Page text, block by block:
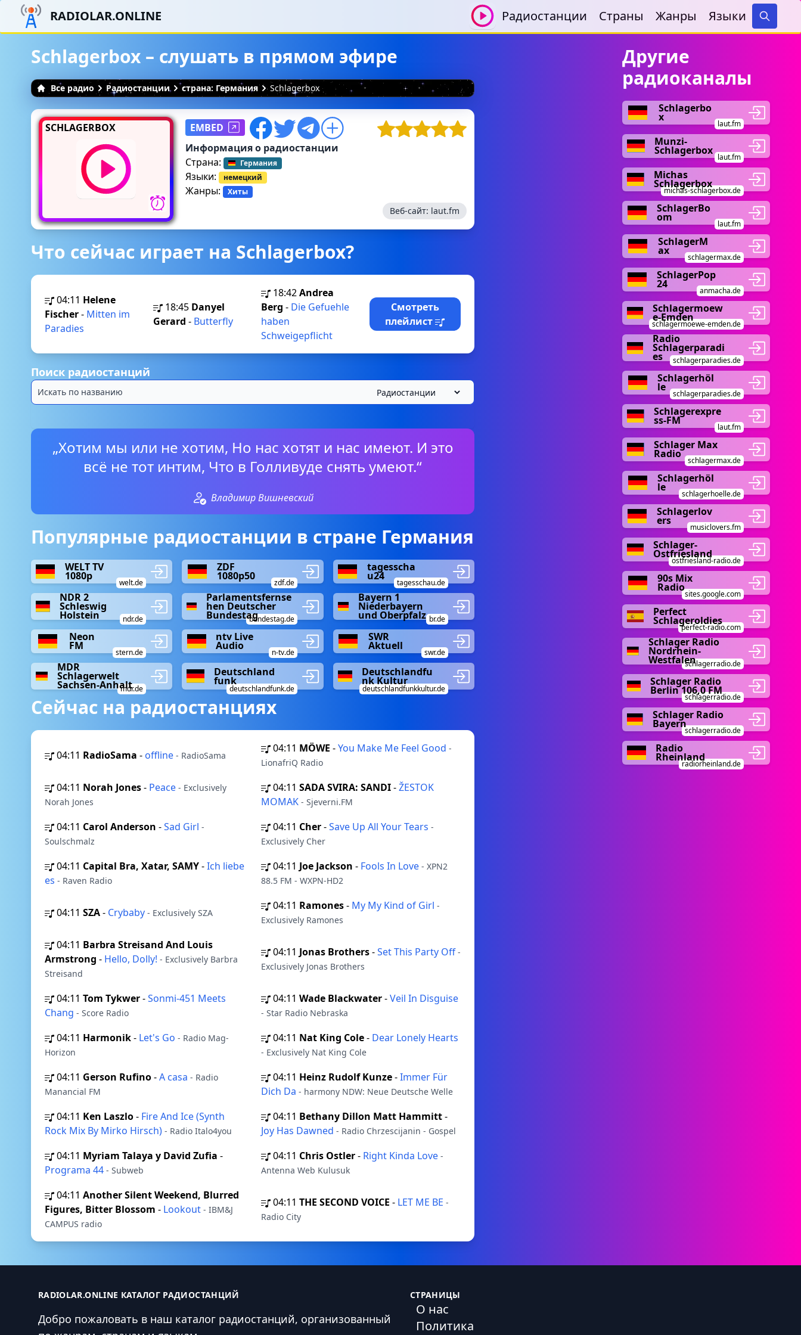
RADIOLAR.ONLINE Радиостанции Страны Жанры Языки
Search
Schlagerbox – слушать в прямом эфире
Все радио Радиостанции страна: Германия Schlagerbox
SCHLAGERBOX
EMBED
Информация о радиостанции
Страна:
Германия
Языки: немецкий
Жанры: Хиты
Веб-сайт: laut.fm
Что сейчас играет на Schlagerbox?
04:11 Helene
Fischer- Mitten im
Paradies
18:45 Danyel
Gerard - Butterfly
18:42Andrea
Berg - Die Gefuehle
haben
Schweigepflicht
Смотреть
плейлист
Поиск радиостанций
„Хотим мы или не хотим, Но нас хотят и нас имеют. И это
всё не тот интим, Что в Голливуде снять умеют.“
Владимир Вишневский
Популярные радиостанции в стране Германия
WELT TV
1080p
welt.de
ZDF
1080p50
zdf.de
tagesscha
u24
tagesschau.de
NDR 2
Schleswig
Holstein ndr.de
Parlamentsfernse
hen Deutscher
Bundestagbundestag.de
Bayern 1
Niederbayern
und Oberpfalz br.de
Neon
FM
stern.de
ntv Live
Audio
n-tv.de
SWR
Aktuell
swr.de
MDR
Schlagerwelt
Sachsen-Anhaltmdr.de
Deutschland
funk
deutschlandfunk.de
Deutschlandfu
nk Kultur
deutschlandfunkkultur.de
Сейчас на радиостанциях
04:11 RadioSama - offline - RadioSama
04:11 MÖWE -You Make Me Feel Good -
LionafriQ Radio
04:11 Norah Jones- Peace - Exclusively
Norah Jones
04:11 SADA SVIRA: SANDI-ŽESTOK
MOMAK - Sjeverni.FM
04:11 Carol Anderson -Sad Girl -
Soulschmalz
04:11 Cher-Save Up All Your Tears -
Exclusively Cher
04:11 Capital Bra, Xatar, SAMY-Ich liebe
es - Raven Radio
04:11 Joe Jackson - Fools In Love - XPN2
88.5 FM - WXPN-HD2
04:11 SZA- Crybaby - Exclusively SZA
04:11 Ramones- My My Kind of Girl -
Exclusively Ramones
04:11 Barbra Streisand And Louis
Armstrong - Hello, Dolly! - Exclusively Barbra
Streisand
04:11 Jonas Brothers-Set This Party Off-
Exclusively Jonas Brothers
04:11 Tom Tykwer-Sonmi-451 Meets
Chang - Score Radio
04:11 Wade Blackwater-Veil In Disguise
- Star Radio Nebraska
04:11 Harmonik- Let's Go - Radio Mag-
Horizon
04:11 Nat King Cole- Dear Lonely Hearts
- Exclusively Nat King Cole
04:11 Gerson Rufino-A casa - Radio
Manancial FM
04:11 Heinz Rudolf Kunze-Immer Für
Dich Da - harmony NDW: Neue Deutsche Welle
04:11 Ken Laszlo- Fire And Ice (Synth
Rock Mix By Mirko Hirsch) - Radio Italo4you
04:11 Bethany Dillon Matt Hammitt-
Joy Has Dawned - Radio Chrzescijanin - Gospel
04:11 Myriam Talaya y David Zufia -
Programa 44 - Subweb
04:11 Chris Ostler- Right Kinda Love -
Antenna Web Kulusuk
04:11 Another Silent Weekend, Blurred
Figures, Bitter Blossom - Lookout - IBM&J
CAMPUS radio
04:11 THE SECOND VOICE - LET ME BE -
Radio City
Другие
радиоканалы
Schlagerbo
x
laut.fm
Munzi-
Schlagerbox
laut.fm
Michas
Schlagerbox
michas-schlagerbox.de
SchlagerBo
om
laut.fm
SchlagerM
ax
schlagermax.de
SchlagerPop
24
anmacha.de
Schlagermoew
e-Emden
schlagermoewe-emden.de
Radio
Schlagerparadi
es schlagerparadies.de
Schlagerhöl
le
schlagerparadies.de
Schlagerexpre
ss-FM
laut.fm
Schlager Max
Radio
schlagermax.de
Schlagerhöl
le
schlagerhoelle.de
Schlagerlov
ers
musiclovers.fm
Schlager-
Ostfriesland
ostfriesland-radio.de
90s Mix
Radio
sites.google.com
Perfect
Schlageroldies
perfect-radio.com
Schlager Radio
Nordrhein-
Westfalenschlagerradio.de
Schlager Radio
Berlin 106,0 FM
schlagerradio.de
Schlager Radio
Bayern
schlagerradio.de
Radio
Rheinland
radiorheinland.de
RADIOLAR.ONLINE КАТАЛОГ РАДИОСТАНЦИЙ
Добро пожаловать в наш каталог радиостанций, организованный
СТРАНИЦЫ
О нас
Политика